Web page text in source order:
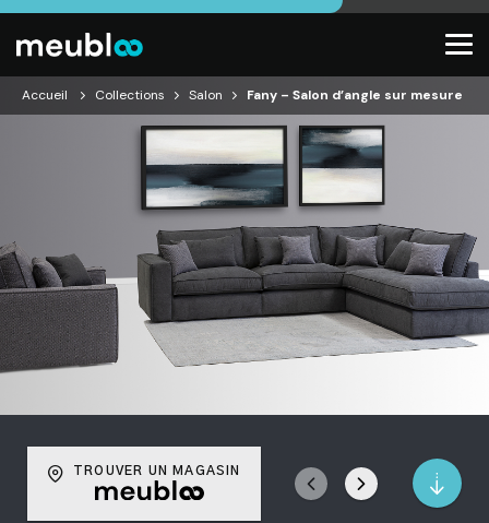
Accueil Collections Salon Fany – Salon d’angle sur mesure
TROUVER UN MAGASIN